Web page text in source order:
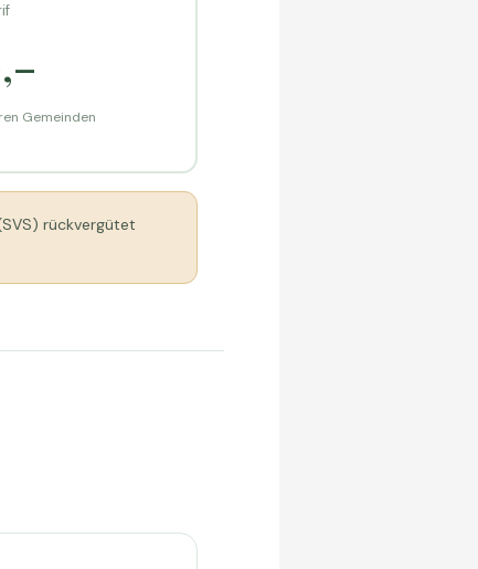
Gemeinden
rückvergütet